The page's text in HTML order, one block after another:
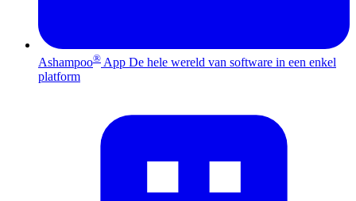
Ashampoo® App De hele wereld van software in een enkel
platform